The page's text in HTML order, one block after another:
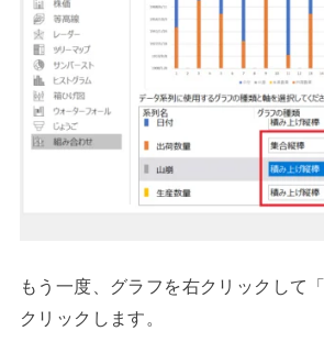
もう一度、グラフを右クリックして
クリックします。